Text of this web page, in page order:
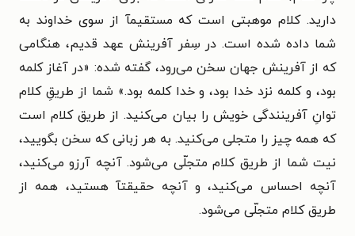
دارید. کلام موهبتی است که مستقیمآ از سوی خداوند به
شما داده شده است. در سِفر آفرینش عهد قدیم، هنگامی
که از آفرینش جهان سخن می‌رود، گفته شده: «در آغاز کلمه
بود، و کلمه نزد خدا بود، و خدا کلمه بود.» شما از طریقِ کلام
توانِ آفرینندگی خویش را بیان می‌کنید. از طریق کلام است
که همه چیز را متجلی می‌کنید. به هر زبانی که سخن بگویید،
نیت شما از طریق کلام متجلّی می‌شود. آنچه آرزو می‌کنید،
آنچه احساس می‌کنید، و آنچه حقیقتآ هستید، همه از
طریق کلام متجلّی می‌شود.